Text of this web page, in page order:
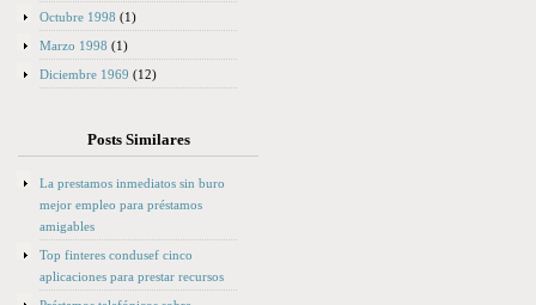
Octubre 1998 (1)
Marzo 1998 (1)
Diciembre 1969 (12)
Posts Similares
La prestamos inmediatos sin buro
mejor empleo para préstamos
amigables
Top finteres condusef cinco
aplicaciones para prestar recursos